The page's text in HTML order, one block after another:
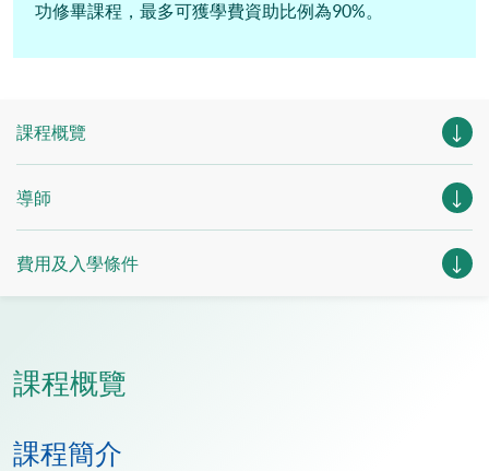
功修畢課程，最多可獲學費資助比例為90%。
課程概覽
導師
費用及入學條件
課程概覽
課程簡介